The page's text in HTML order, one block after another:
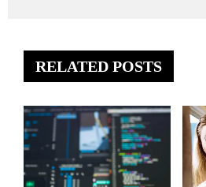
RELATED POSTS